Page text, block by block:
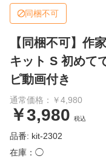
同梱不可
【同梱不可】作
キット S 初めて
ピ動画付き
通常価格：￥4,980
￥3,980 税込
品番: kit-2302
在庫：◯